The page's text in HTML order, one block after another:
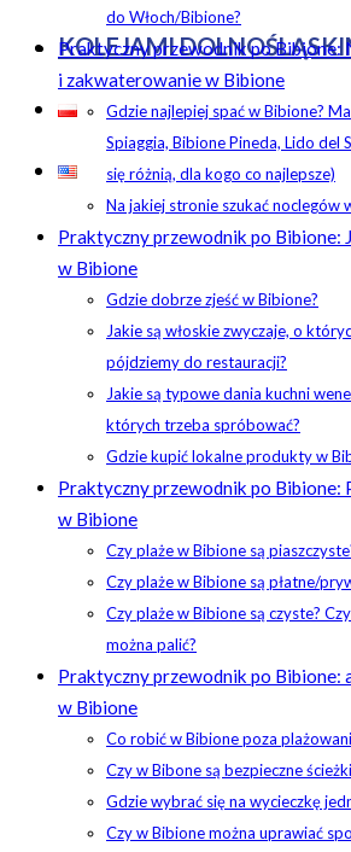
KOLEJAMI
do Włoch/Bibione?
Praktyczny przewodnik po Bibione:
i zakwaterowanie w Bibione
Gdzie najlepiej spać w Bibione?
Spiaggia, Bibione Pineda, Lido del
się różnią, dla kogo co najlepsze)
Na jakiej stronie szukać noclegów
Praktyczny przewodnik po Bibione:
w Bibione
Gdzie dobrze zjeść w Bibione?
Jakie są włoskie zwyczaje, o
pójdziemy do restauracji?
Jakie są typowe dania kuchni
których trzeba spróbować?
Gdzie kupić lokalne produkty w
Praktyczny przewodnik po Bibione:
w Bibione
Czy plaże w Bibione są
Czy plaże w Bibione są płatne/
Czy plaże w Bibione są czyste?
można palić?
Praktyczny przewodnik po Bibione:
w Bibione
Co robić w Bibione poza
Czy w Bibone są bezpieczne
Gdzie wybrać się na wycieczkę
Czy w Bibione można uprawiać